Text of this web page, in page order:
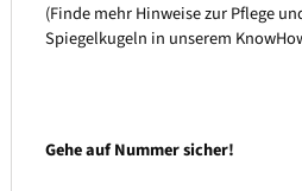
(Finde mehr Hinweise zur Pflege
Spiegelkugeln in unserem
Gehe auf Nummer sicher!